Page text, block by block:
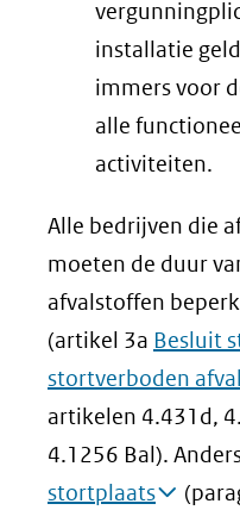
installatie
immers voor
alle
activiteiten.
Alle bedrijven die
moeten de duur
afvalstoffen
(artikel 3a Besluit
stortverboden
artikelen 4.431d,
4.1256 Bal).
stortplaats